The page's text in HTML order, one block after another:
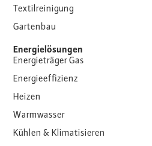
Textilreinigung
Gartenbau
Energielösungen
Energieträger Gas
Energieeffizienz
Heizen
Warmwasser
Kühlen & Klimatisieren